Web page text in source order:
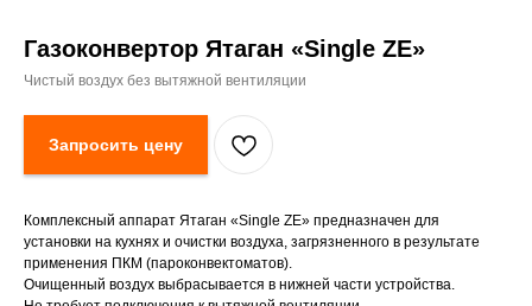
Газоконвертор Ятаган «Single ZE»
Чистый воздух без вытяжной вентиляции
Запросить цену
Комплексный аппарат Ятаган «Single ZE» предназначен для
установки на кухнях и очистки воздуха, загрязненного в результате
применения ПКМ (пароконвектоматов).
Очищенный воздух выбрасывается в нижней части устройства.